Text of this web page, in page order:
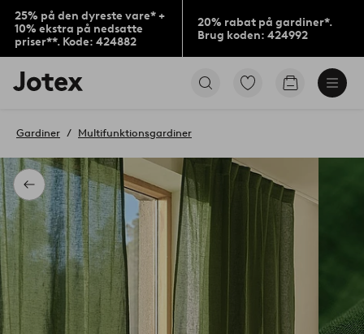
25% på den dyreste vare* +
10% ekstra på nedsatte
priser**. Kode: 424882
20% rabat på gardiner*.
Brug koden: 424992
Jotex
logo
til
Gå
Gå
Tilbage
Gardiner Multifunktionsgardiner